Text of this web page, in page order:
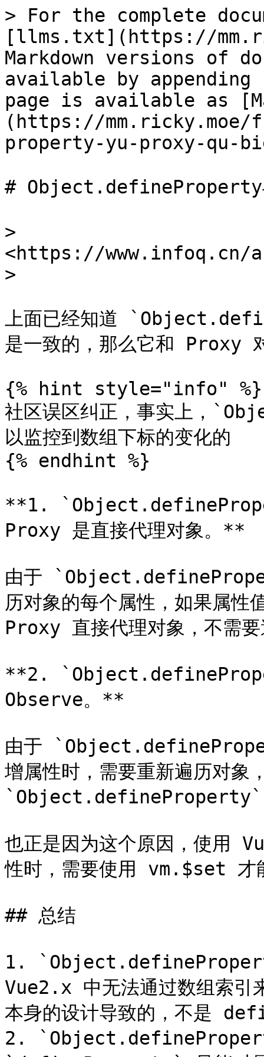
> For the complete
[llms.txt](https://
Markdown versions of
available by
page is available as
(https://mm.ricky.moe/
property-yu-proxy-qu-
# Object.defineProperty
>
<https://www.infoq.cn/
>
上面已经知道
是一致的，那么它和 Proxy
{% hint style="info" %}
社区误区纠正，事实上，
以监控到数组下标的变化的
{% endhint %}
**1.
Proxy 是直接代理对象。**
由于
历对象的每个属性，如果属性
Proxy 直接代理对象，不需要
**2.
Observe。**
由于
增属性时，需要重新遍历对象
`Object.defineProperty`
也正是因为这个原因，使用
性时，需要使用 vm.$set 才
## 总结
1.
Vue2.x 中无法通过数组索引
本身的设计导致的，不是
2.